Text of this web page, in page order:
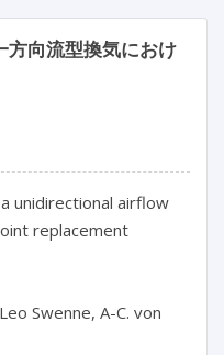
方向流型換気におけ
unidirectional airflow
replacement
Swenne, A-C. von